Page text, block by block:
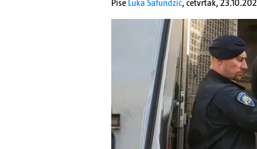
Piše Luka Safundžić,četvrtak,